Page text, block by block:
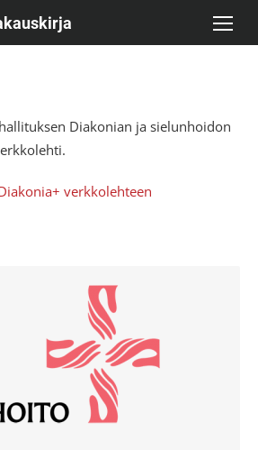
Diakonian ja sielunhoidon
verkkolehteen